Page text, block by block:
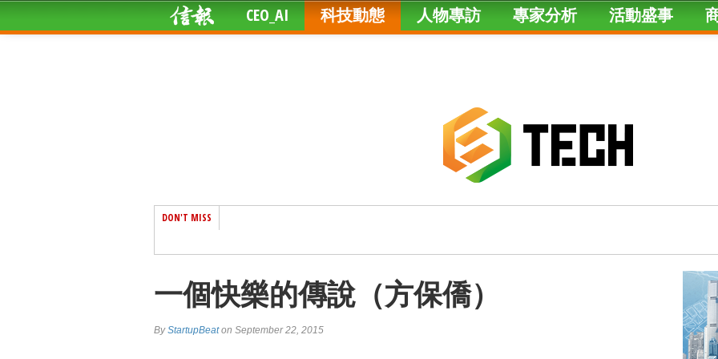
CEO_AI 科技動態 人物專訪 專家分析 活動盛事
DON'T MISS
一個快樂的傳說（方保僑）
ByStartupBeaton September 22, 2015